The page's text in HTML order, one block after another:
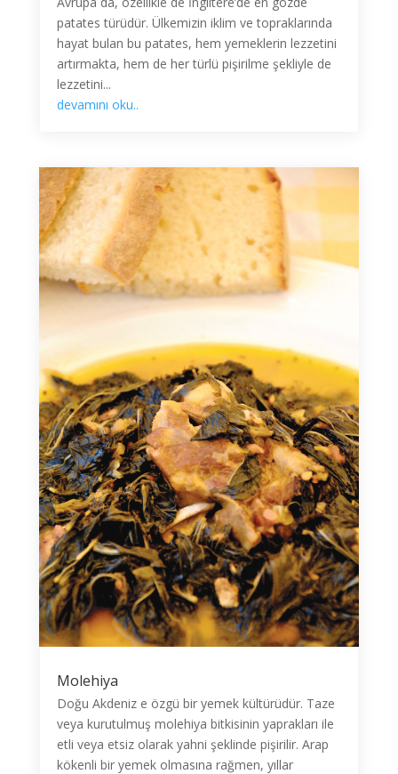
patates türüdür. Ülkemizin iklim ve topraklarında
hayat bulan bu patates, hem yemeklerin lezzetini
artırmakta, hem de her türlü pişirilme şekliyle de
lezzetini...
devamını oku..
Molehiya
Doğu Akdeniz e özgü bir yemek kültürüdür. Taze
veya kurutulmuş molehiya bitkisinin yaprakları ile
etli veya etsiz olarak yahni şeklinde pişirilir. Arap
kökenli bir yemek olmasına rağmen, yıllar